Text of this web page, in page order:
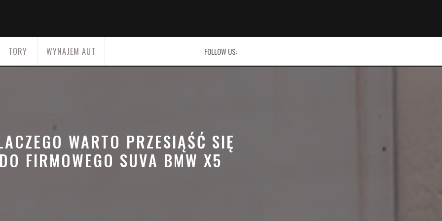
TORY WYNAJEM AUT FOLLOW US:
WARTO PRZESIĄŚĆ SIĘ
DO FIRMOWEGO SUVA BMW X5